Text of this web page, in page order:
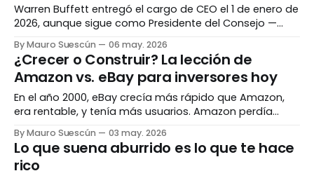
Warren Buffett entregó el cargo de CEO el 1 de enero de
2026, aunque sigue como Presidente del Consejo —
vigilando el barco desde la distancia. La empresa que
construyó durante 60 años acaba de reportar $397 mil
millones en efectivo bajo su sucesor. Esto es lo que
necesitas saber antes
By Mauro Suescún 06 may. 2026
¿Crecer o Construir? La lección de
Amazon vs. eBay para inversores hoy
En el año 2000, eBay crecía más rápido que Amazon,
era rentable, y tenía más usuarios. Amazon perdía
cientos de millones de dólares. Veinticinco años
después, una de esas empresas vale más de dos
billones de dólares. La otra es una fracción de lo que
fue. El crecimiento no es
By Mauro Suescún 03 may. 2026
Lo que suena aburrido es lo que te hace
rico